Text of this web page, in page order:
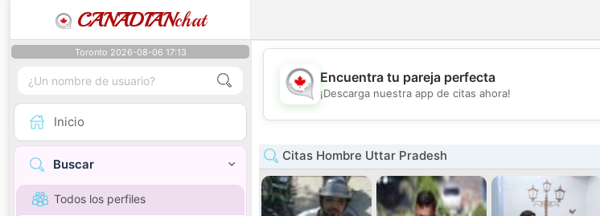
CANADIANchat
Toronto 2026-08-06 17:13
Inicio
Buscar
Todos los perfiles
💕
Encuentra tu pareja perfecta
¡Descarga nuestra app de citas ahora!
Citas Hombre Uttar Pradesh